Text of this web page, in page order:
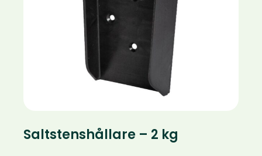
Saltstenshållare – 2 kg